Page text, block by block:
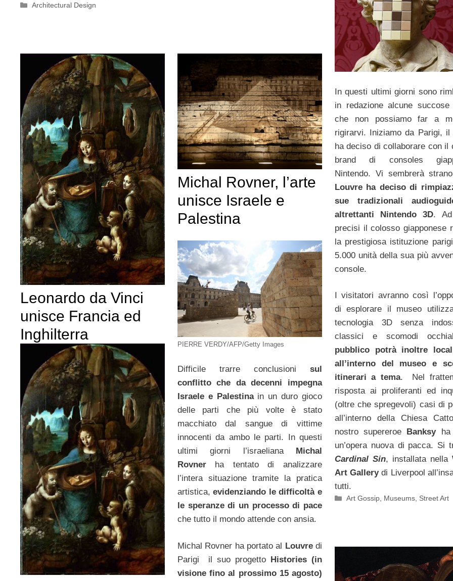
Categorie
Architectural Design
In questi ultimi giorni sono
in redazione alcune succose
che non possiamo far a
rigirarvi. Iniziamo da Parigi, il
ha deciso di collaborare con il
brand di consoles
Nintendo. Vi sembrerà
Louvre ha deciso di
sue tradizionali
altrettanti Nintendo 3D.
precisi il colosso giapponese
la prestigiosa istituzione
5.000 unità della sua più
console.
I visitatori avranno così
di esplorare il museo
tecnologia 3D senza
classici e scomodi
pubblico potrà inoltre
all’interno del museo e
itinerari a tema. Nel
risposta ai proliferanti ed
(oltre che spregevoli) casi di
all’interno della Chiesa
nostro supereroe
Banksyha
un’opera nuova di pacca. Si
Cardinal Sin, installata nella
Art Gallerydi Liverpool
tutti.
Categorie
Art Gossip, Museums, Street Art
Leonardo da Vinci
unisce Francia ed
Inghilterra
Michal Rovner, l’arte
unisce Israele e
Palestina
PIERRE VERDY/AFP/Getty Images
Difficile trarre conclusioni sul
conflitto che da decenni impegna
Israele e Palestina in un duro gioco
delle parti che più volte è stato
macchiato dal sangue di vittime
innocenti da ambo le parti. In questi
ultimi giorni l’israeliana Michal
Rovner ha tentato di analizzare
l’intera situazione tramite la pratica
artistica,evidenziando le difficoltà e
le speranze di un processo di pace
che tutto il mondo attende con ansia.
Michal Rovner ha portato al Louvre di
Parigi il suo progetto Histories (in
visione fino al prossimo 15 agosto)